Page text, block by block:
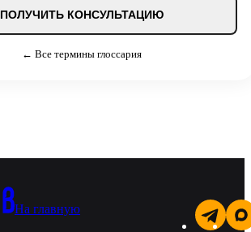
ПОЛУЧИТЬ КОНСУЛЬТАЦИЮ
← Все термины глоссария
На главную